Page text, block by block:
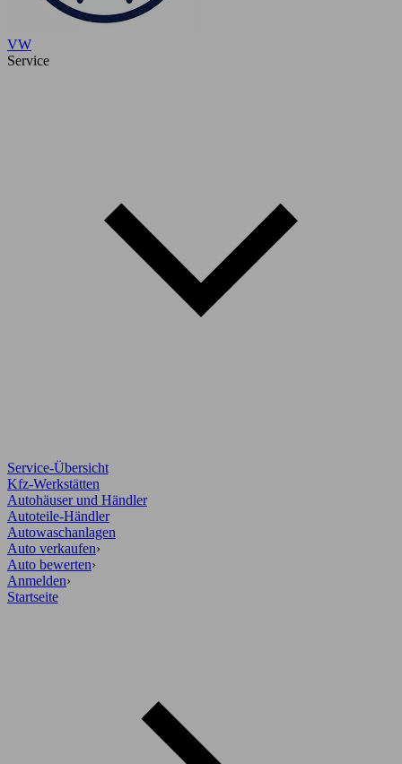
VW
Service
Service-Übersicht
Kfz-Werkstätten
Autohäuser und Händler
Autoteile-Händler
Autowaschanlagen
Auto verkaufen›
Auto bewerten›
Anmelden›
Startseite